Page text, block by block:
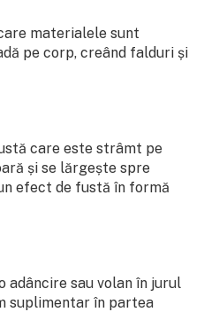
materialele sunt
pe corp, creând falduri și
care este strâmt pe
și se lărgește spre
efect de fustă în formă
adâncire sau volan în jurul
suplimentar în partea